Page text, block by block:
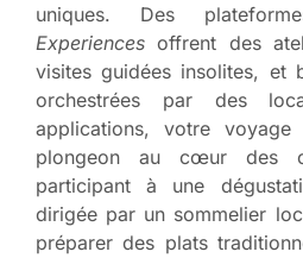
uniques. Des
Experiences offrent des
visites guidées insolites, et
orchestrées par des
applications, votre
plongeon au cœur des
participant à une
dirigée par un sommelier
préparer des plats